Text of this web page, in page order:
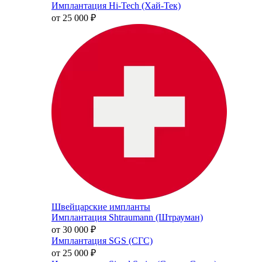
Имплантация Hi-Tech (Хай-Тек)
от 25 000 ₽
Швейцарские импланты
Имплантация Shtraumann (Штрауман)
от 30 000 ₽
Имплантация SGS (СГС)
от 25 000 ₽